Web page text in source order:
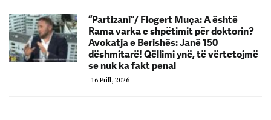
“Partizani”/ Flogert Muça: A është
Rama varka e shpëtimit për doktorin?
Avokatja e Berishës: Janë 150
dëshmitarë! Qëllimi ynë, të vërtetojmë
se nuk ka fakt penal
16 Prill, 2026